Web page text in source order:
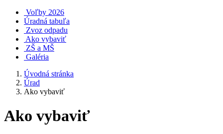
Voľby 2026
Úradná tabuľa
Zvoz odpadu
Ako vybaviť
ZŠ a MŠ
Galéria
Úvodná stránka
Úrad
Ako vybaviť
Ako vybaviť